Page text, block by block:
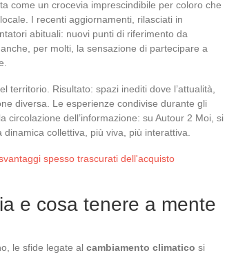
come un crocevia imprescindibile per coloro che
I recenti aggiornamenti, rilasciati in
abituali: nuovi punti di riferimento da
per molti, la sensazione di partecipare a
territorio. Risultato: spazi inediti dove l’attualità,
diversa. Le esperienze condivise durante gli
dell’informazione: su Autour 2 Moi, si
collettiva, più viva, più interattiva.
spesso trascurati dell'acquisto
e cosa tenere a mente
le sfide legate al cambiamento climatico si